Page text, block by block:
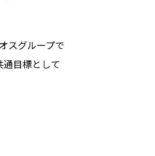
スグループで
目標として